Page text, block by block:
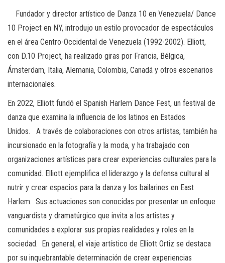
Fundador y director artístico de Danza 10 en Venezuela/ Dance
10 Project en NY, introdujo un estilo provocador de espectáculos
en el área Centro-Occidental de Venezuela (1992-2002). Elliott,
con D.10 Project, ha realizado giras por Francia, Bélgica,
Ámsterdam, Italia, Alemania, Colombia, Canadá y otros escenarios
internacionales.
En 2022, Elliott fundó el Spanish Harlem Dance Fest, un festival de
danza que examina la influencia de los latinos en Estados
Unidos. A través de colaboraciones con otros artistas, también ha
incursionado en la fotografía y la moda, y ha trabajado con
organizaciones artísticas para crear experiencias culturales para la
comunidad. Elliott ejemplifica el liderazgo y la defensa cultural al
nutrir y crear espacios para la danza y los bailarines en East
Harlem. Sus actuaciones son conocidas por presentar un enfoque
vanguardista y dramatúrgico que invita a los artistas y
comunidades a explorar sus propias realidades y roles en la
sociedad. En general, el viaje artístico de Elliott Ortiz se destaca
por su inquebrantable determinación de crear experiencias